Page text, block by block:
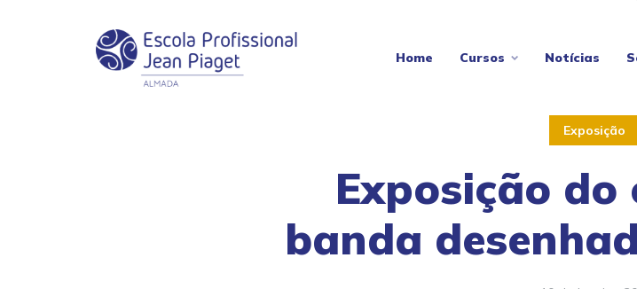
Home Cursos Notícias
Exposição
Exposição do
banda